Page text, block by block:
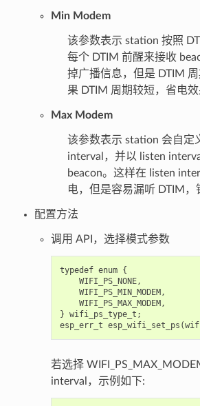
Min Modem
该参数表示 station 按照
每个 DTIM 前醒来接收
掉广播信息，但是 DTIM
果 DTIM 周期较短，省电效
Max Modem
该参数表示 station 会自定
interval，并以 listen
beacon。这样在 listen
电，但是容易漏听 DTIM，
配置方法
调用 API，选择模式参数
typedef enum {
    WIFI_PS_NONE,
    WIFI_PS_MIN_MODEM,
    WIFI_PS_MAX_MODEM,
} wifi_ps_type_t;
若选择
interval，示例如下: